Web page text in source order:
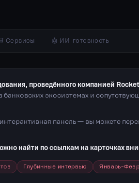
Сервисы 🤖 ИИ-готовность
проведённого компанией
экосистемах и
панель — вы можете
найти по ссылкам на карточках
Глубинные интервью